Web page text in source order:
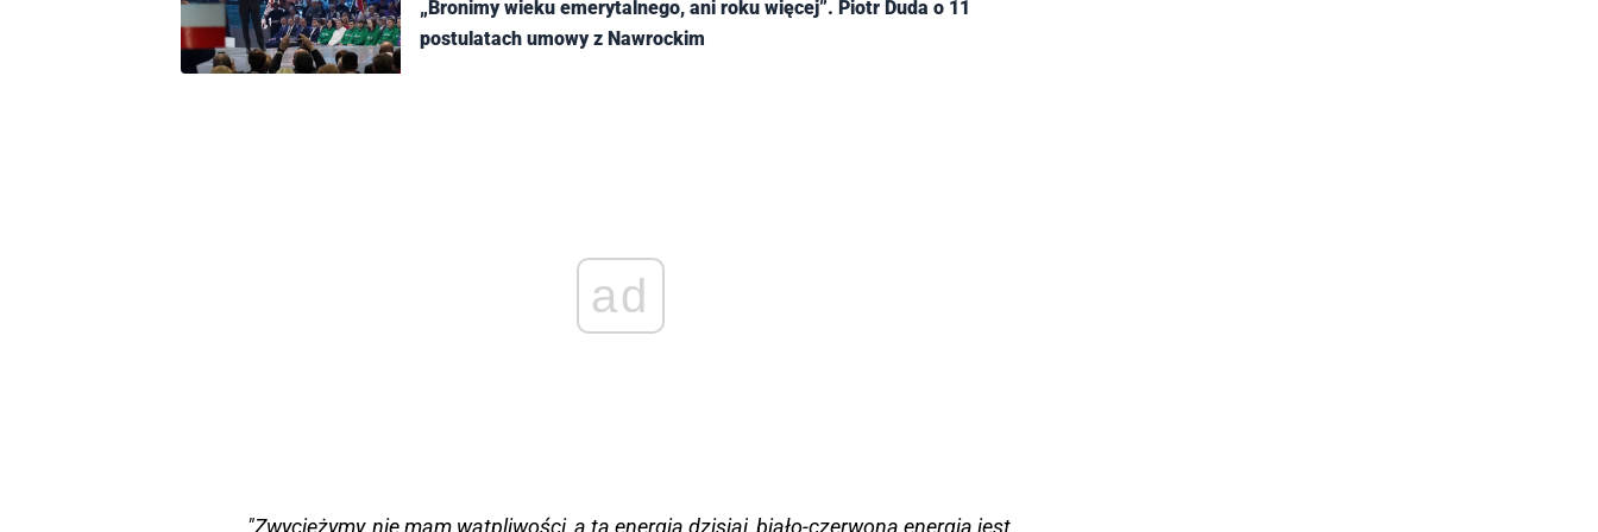
„Bronimy wieku emerytalnego, ani roku więcej”. Piotr Duda o 11
postulatach umowy z Nawrockim
ad
"Zwyciężymy, nie mam wątpliwości, a ta energia dzisiaj, biało-czerwona energia jest